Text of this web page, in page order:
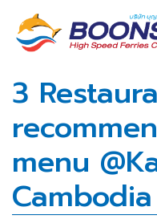
3
menu
Cambodia